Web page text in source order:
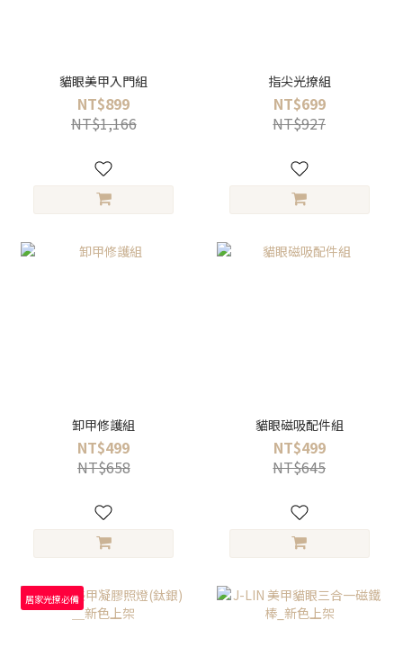
貓眼美甲入門組
NT$899
NT$1,166
指尖光撩組
NT$699
NT$927
卸甲修護組
NT$499
NT$658
貓眼磁吸配件組
NT$499
NT$645
居家光撩必備